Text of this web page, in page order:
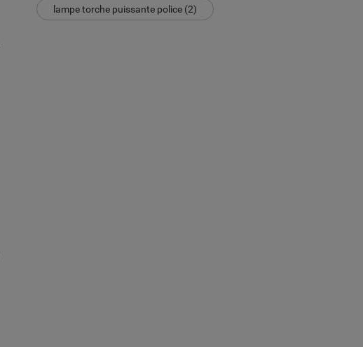
lampe torche puissante police (2)